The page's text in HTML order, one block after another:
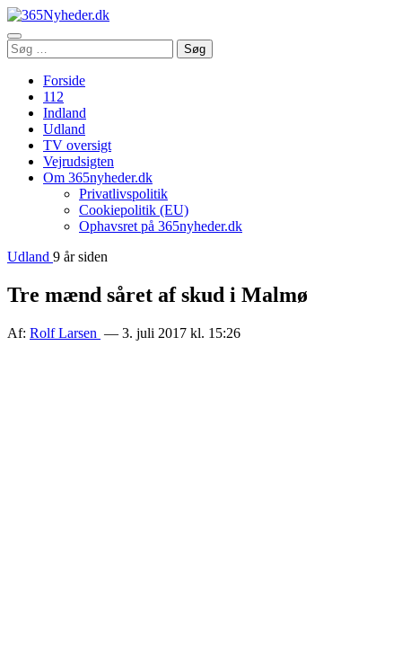
Åbn
menu
Søg
efter:
Søg
Forside
112
Indland
Udland
TV oversigt
Vejrudsigten
Om 365nyheder.dk
Privatlivspolitik
Cookiepolitik (EU)
Ophavsret på 365nyheder.dk
Udland 9 år siden
Tre mænd såret af skud i Malmø
Af: Rolf Larsen — 3. juli 2017 kl. 15:26